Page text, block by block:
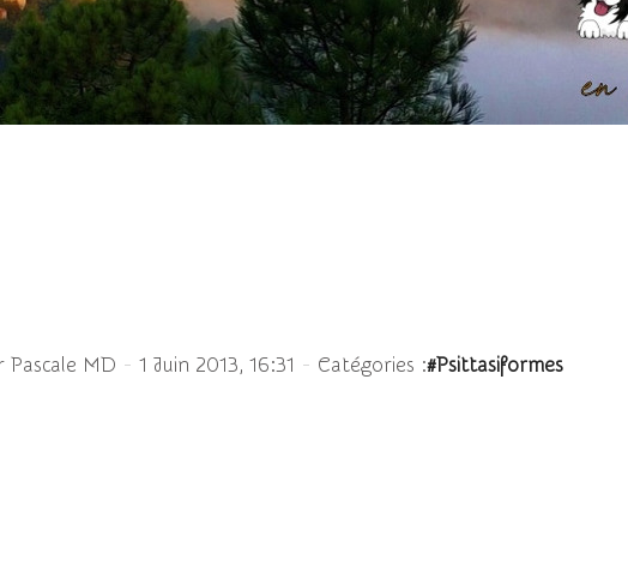
Pascale MD - 1 Juin 2013, 16:31 - Catégories :#Psittasiformes